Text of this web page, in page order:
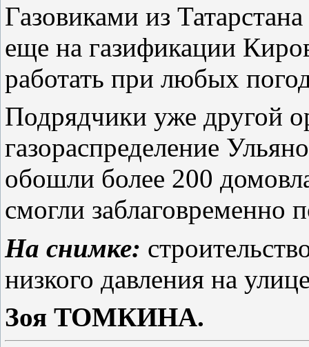
Газовиками из
еще на газификации
работать при любых
Подрядчики уже другой
газораспределение
обошли более 200
смогли заблаговременно
На снимке:
низкого давления на
Зоя ТОМКИНА.